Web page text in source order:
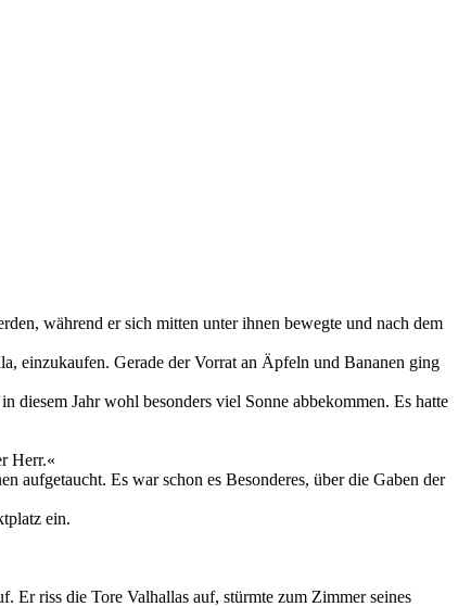
während er sich mitten unter ihnen bewegte und nach dem
einzukaufen. Gerade der Vorrat an Äpfeln und Bananen ging
diesem Jahr wohl besonders viel Sonne abbekommen. Es hatte
Herr.«
aufgetaucht. Es war schon es Besonderes, über die Gaben der
ein.
riss die Tore Valhallas auf, stürmte zum Zimmer seines